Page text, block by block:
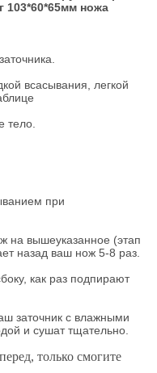
103*60*65мм ножа
всасывания, легкой
тело.
при
на вышеуказанное (этап
назад ваш нож 5-8 раз.
как раз подпирают
заточник с влажными
и сушат тщательно.
только смогите